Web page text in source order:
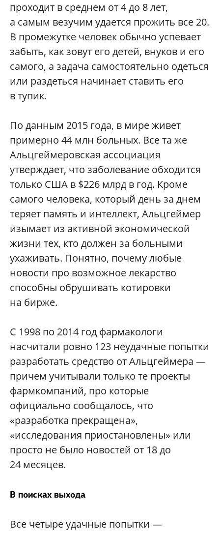
проходит в среднем от 4 до 8 лет,
а самым везучим удается прожить все 20.
В промежутке человек обычно успевает
забыть, как зовут его детей, внуков и его
самого, а задача самостоятельно одеться
или раздеться начинает ставить его
в тупик.
По данным 2015 года, в мире живет
примерно 44 млн больных. Все та же
Альцгеймеровская ассоциация
утверждает, что заболевание обходится
только США в $226 млрд в год. Кроме
самого человека, который день за днем
теряет память и интеллект, Альцгеймер
изымает из активной экономической
жизни тех, кто должен за больными
ухаживать. Понятно, почему любые
новости про возможное лекарство
способны обрушивать котировки
на бирже.
С 1998 по 2014 год фармакологи
насчитали ровно 123 неудачные попытки
разработать средство от Альцгеймера —
причем учитывали только те проекты
фармкомпаний, про которые
официально сообщалось, что
«разработка прекращена»,
«исследования приостановлены» или
просто не было новостей от 18 до
24 месяцев.
В поисках выхода
Все четыре удачные попытки —